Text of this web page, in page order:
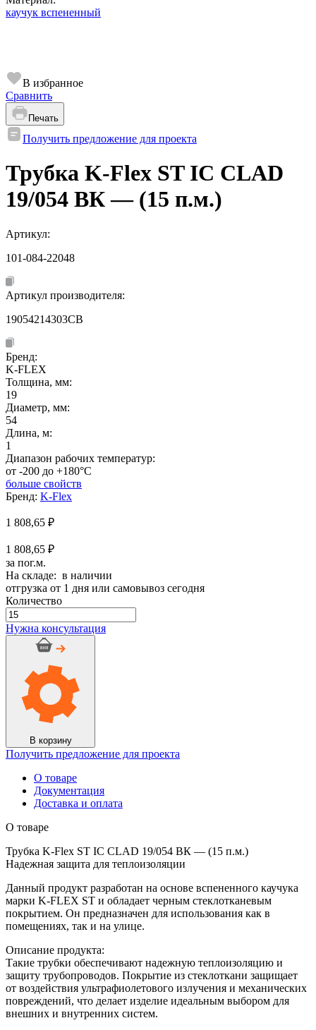
каучук вспененный
В избранное
Сравнить
Печать
Получить предложение для проекта
Трубка K-Flex ST IC CLAD
19/054 ВК — (15 п.м.)
Артикул:
101-084-22048
Артикул производителя:
19054214303CB
Бренд:
K-FLEX
Толщина, мм:
19
Диаметр, мм:
54
Длина, м:
1
Диапазон рабочих температур:
от -200 до +180°C
больше свойств
Бренд: K-Flex
1 808,65 ₽
1 808,65 ₽
за пог.м.
На складе: в наличии
отгрузка от 1 дня или самовывоз сегодня
Количество
Количество
товара
Трубка
CLAD
19/054
(15
Нужна консультация
В корзину
Получить предложение для проекта
О товаре
Документация
Доставка и оплата
О товаре
Трубка K-Flex ST IC CLAD 19/054 ВК — (15 п.м.)
Надежная защита для теплоизоляции
Данный продукт разработан на основе вспененного каучука
марки K-FLEX ST и обладает черным стеклотканевым
покрытием. Он предназначен для использования как в
помещениях, так и на улице.
Описание продукта:
Такие трубки обеспечивают надежную теплоизоляцию и
защиту трубопроводов. Покрытие из стеклоткани защищает
от воздействия ультрафиолетового излучения и механических
повреждений, что делает изделие идеальным выбором для
внешних и внутренних систем.